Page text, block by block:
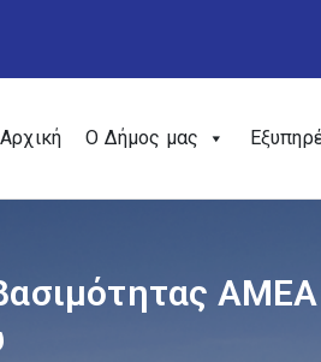
Αρχική Ο Δήμος μας
ΑΜΕΑ